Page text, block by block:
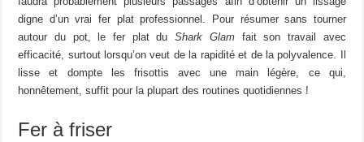
digne d’un vrai fer plat professionnel. Pour résumer sans tourner
autour du pot, le fer plat duShark Glamfait son travail avec
efficacité, surtout lorsqu’on veut de la rapidité et de la polyvalence. Il
lisse et dompte les frisottis avec une main légère, ce qui,
honnêtement, suffit pour la plupart des routines quotidiennes !
Fer à friser